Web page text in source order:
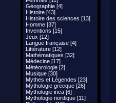
Géographie [4]
Histoire [43]
Histoire des sciences [13]
Homme [37]
Inventions [15]
Jeux [12]
Langue française [4]
Littérature [12]
Mathématiques [32]
Médecine [17]
Météorologie [2]
Musique [30]
Mythes et Légendes [23]
Mythologie grecque [26]
Mythologie inca [6]
Mythologie nordique [11]